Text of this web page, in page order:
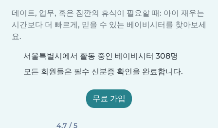
데이트, 업무, 혹은 잠깐의 휴식이 필요할 때: 아이 재우는
시간보다 더 빠르게, 믿을 수 있는 베이비시터를 찾아보세
요.
서울특별시에서 활동 중인 베이비시터 308명
모든 회원들은 필수 신분증 확인을 완료합니다.
무료 가입
4.7 / 5